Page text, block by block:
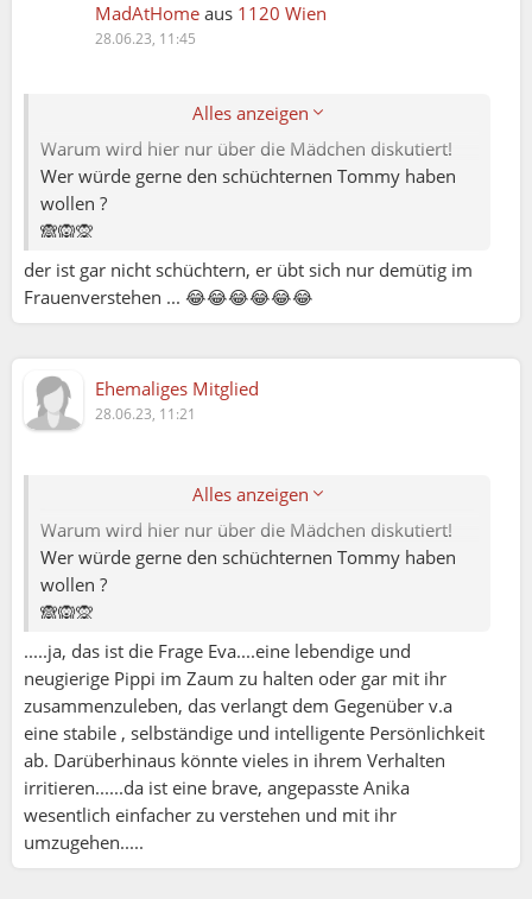
MadAtHome aus 1120 Wien
28.06.23, 11:45
Alles anzeigen
Warum wird hier nur über die Mädchen diskutiert!
Wer würde gerne den schüchternen Tommy haben
wollen ?
🙈🙉🙊
der ist gar nicht schüchtern, er übt sich nur demütig im
Frauenverstehen ... 😂😂😂😂😂😂
Ehemaliges Mitglied
28.06.23, 11:21
Alles anzeigen
Eva:
Warum wird hier nur über die Mädchen diskutiert!
Wer würde gerne den schüchternen Tommy haben
wollen ?
🙈🙉🙊
.....ja, das ist die Frage Eva....eine lebendige und
neugierige Pippi im Zaum zu halten oder gar mit ihr
zusammenzuleben, das verlangt dem Gegenüber v.a
eine stabile , selbständige und intelligente Persönlichkeit
ab. Darüberhinaus könnte vieles in ihrem Verhalten
irritieren......da ist eine brave, angepasste Anika
wesentlich einfacher zu verstehen und mit ihr
umzugehen.....